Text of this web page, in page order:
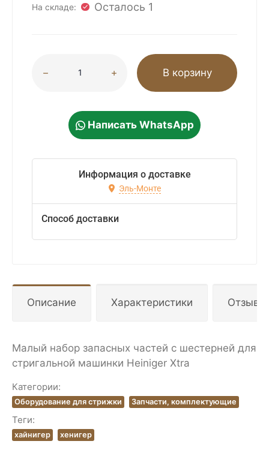
На складе: Осталось 1
В корзину
Написать WhatsApp
Информация о доставке
Эль-Монте
Способ доставки
Описание Характеристики
Малый набор запасных частей с шестерней для
стригальной машинки Heiniger Xtra
Категории:
Оборудование для стрижки Запчасти, комплектующие
Теги:
хайнигер хенигер